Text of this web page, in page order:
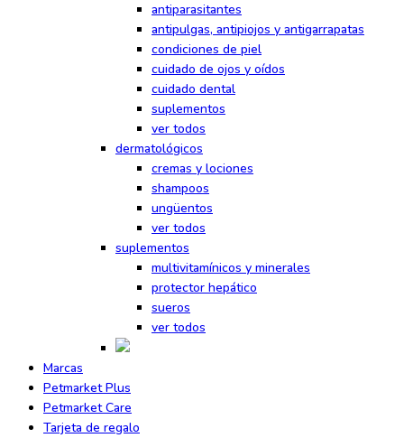
antiparasitantes
antipulgas, antipiojos y antigarrapatas
condiciones de piel
cuidado de ojos y oídos
cuidado dental
suplementos
ver todos
dermatológicos
cremas y lociones
shampoos
ungüentos
ver todos
suplementos
multivitamínicos y minerales
protector hepático
sueros
ver todos
Marcas
Petmarket Plus
Petmarket Care
Tarjeta de regalo